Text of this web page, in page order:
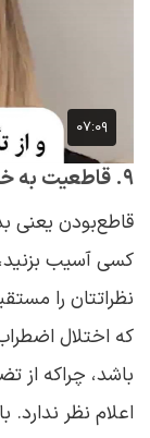
۹. قاطعیت به خرج دادن
قاطع‌بودن یعنی
کسی آسیب
نظراتتان را
که اختلال
باشد، چراکه از
اعلام نظر ندارد.